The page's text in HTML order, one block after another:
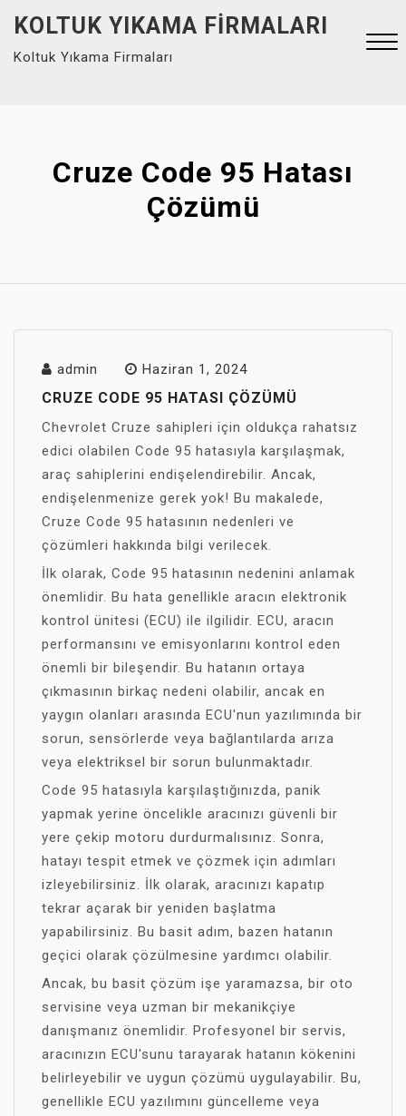
content
KOLTUK YIKAMA FIRMALARI
Koltuk Yıkama Firmaları
Cruze Code 95 Hatası
Çözümü
admin Haziran 1, 2024
CRUZE CODE 95 HATASI ÇÖZÜMÜ
Chevrolet Cruze sahipleri için oldukça rahatsız
edici olabilen Code 95 hatasıyla karşılaşmak,
araç sahiplerini endişelendirebilir. Ancak,
endişelenmenize gerek yok! Bu makalede,
Cruze Code 95 hatasının nedenleri ve
çözümleri hakkında bilgi verilecek.
İlk olarak, Code 95 hatasının nedenini anlamak
önemlidir. Bu hata genellikle aracın elektronik
kontrol ünitesi (ECU) ile ilgilidir. ECU, aracın
performansını ve emisyonlarını kontrol eden
önemli bir bileşendir. Bu hatanın ortaya
çıkmasının birkaç nedeni olabilir, ancak en
yaygın olanları arasında ECU'nun yazılımında bir
sorun, sensörlerde veya bağlantılarda arıza
veya elektriksel bir sorun bulunmaktadır.
Code 95 hatasıyla karşılaştığınızda, panik
yapmak yerine öncelikle aracınızı güvenli bir
yere çekip motoru durdurmalısınız. Sonra,
hatayı tespit etmek ve çözmek için adımları
izleyebilirsiniz. İlk olarak, aracınızı kapatıp
tekrar açarak bir yeniden başlatma
yapabilirsiniz. Bu basit adım, bazen hatanın
geçici olarak çözülmesine yardımcı olabilir.
Ancak, bu basit çözüm işe yaramazsa, bir oto
servisine veya uzman bir mekanikçiye
danışmanız önemlidir. Profesyonel bir servis,
aracınızın ECU'sunu tarayarak hatanın kökenini
belirleyebilir ve uygun çözümü uygulayabilir. Bu,
genellikle ECU yazılımını güncelleme veya